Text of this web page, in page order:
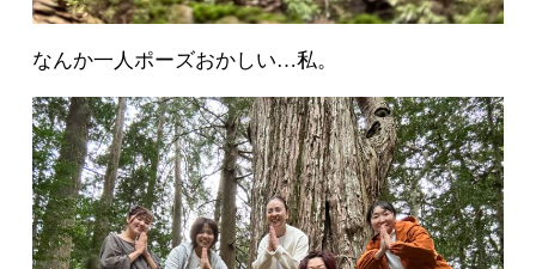
なんか一人ポーズおかしい…私。